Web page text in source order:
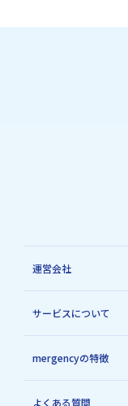
運営会社
サービスについて
mergencyの特徴
よくある質問